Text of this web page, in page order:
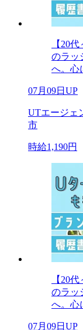
【20
のラッ
へ。心
07月09日UP
UTエージェ
市
時給1,190円
【20
のラッ
へ。心
07月09日UP